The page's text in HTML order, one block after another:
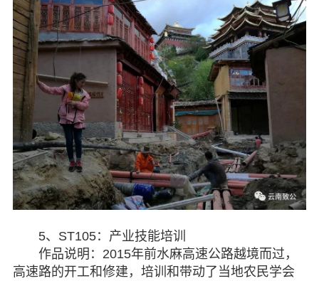
5、ST105：产业技能培训
作品说明：2015年前水麻高速公路越境而过，
高速路的开工和修建，培训和带动了当地农民学会